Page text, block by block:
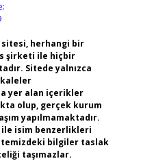
herhangi bir
şirketi ile hiçbir
Sitede yalnızca
yer alan içerikler
olup, gerçek kurum
yapılmamaktadır.
ile isim benzerlikleri
bilgiler taslak
taşımazlar.